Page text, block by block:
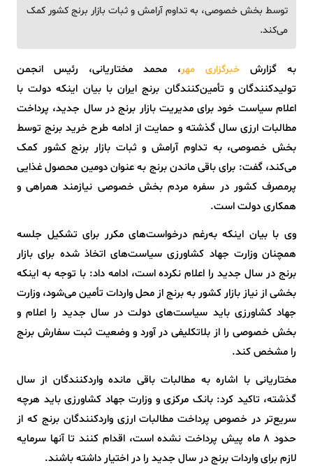
توسط بخش خصوصی، به تداوم آرامش و ثبات بازار برنج کشور کمک
می‌کند.
به گزارش خبرگزاری مهر، محمد مختاریانی، رئیس انجمن
تولیدکنندگان و تأمین‌کنندگان برنج ایران با بیان اینکه دولت با
اعلام سیاست خود برای مدیریت بازار برنج در سال جدید، پرداخت
مطالبات ارزی سال گذشته و حمایت از ادامه طرح خرید برنج توسط
بخش خصوصی، به تداوم آرامش و ثبات بازار برنج کشور کمک
می‌کند، گفت: برای باقی ماندن برنج به عنوان دومین محصول غذایی
پرمصرف کشور در سفره مردم بخش خصوصی نیازمند همراهی و
همکاری دولت است.
وی با بیان اینکه به‌رغم درخواست‌های مکرر برای تشکیل جلسه
همچنان وزارت جهاد کشاورزی سیاست‌های اتخاذ شده برای بازار
برنج در سال جدید را اعلام نکرده است، ادامه داد: با توجه به اینکه
بخشی از نیاز بازار کشور به برنج از محل واردات تأمین می‌شود، وزارت
جهاد کشاورزی باید سیاست‌های دولت در سال جدید را اعلام و
بخش خصوصی را از بلاتکلیفی در آورد و وضعیت ثبت سفارش برنج
را مشخص کند.
مختاریانی با اشاره به مطالبات باقی مانده واردکنندگان از سال
گذشته، تاکید کرد: بانک مرکزی و وزارت جهاد کشاورزی باید هرچه
سریع‌تر در خصوص پرداخت مطالبات ارزی واردکنندگان برنج که از
حدود ۸ ماه پیش پرداخت نشده است، اقدام کنند تا آنها سرمایه
لازم برای واردات برنج در سال جدید را در اختیار داشته باشند.